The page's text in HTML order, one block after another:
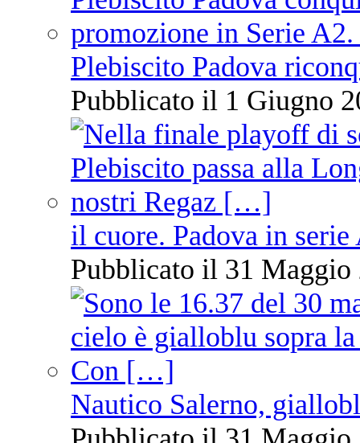
Plebiscito Padova
Pubblicato il 1 Giugno
il cuore. Padova in serie
Pubblicato il 31 Maggio
Nautico Salerno,